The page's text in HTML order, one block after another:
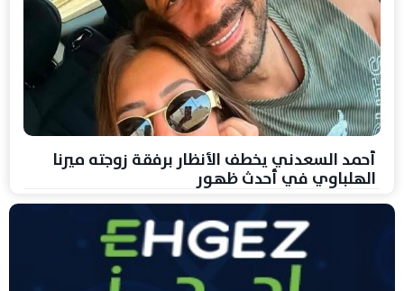
أحمد السعدني يخطف الأنظار برفقة زوجته ميرنا
الهلباوي في أحدث ظهور